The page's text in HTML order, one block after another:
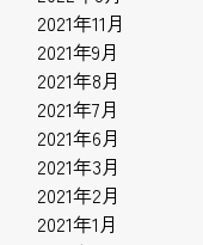
2021年11月
2021年9月
2021年8月
2021年7月
2021年6月
2021年3月
2021年2月
2021年1月